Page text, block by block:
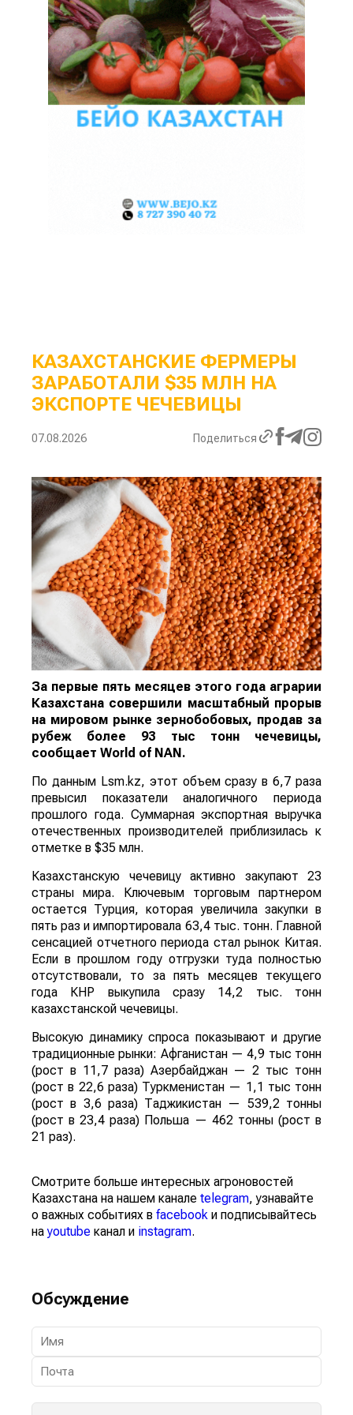
КАЗАХСТАНСКИЕ ФЕРМЕРЫ
ЗАРАБОТАЛИ $35 МЛН НА
ЭКСПОРТЕ ЧЕЧЕВИЦЫ
07.08.2026 Поделиться
За первые пять месяцев этого года аграрии
Казахстана совершили масштабный прорыв
на мировом рынке зернобобовых, продав за
рубеж более 93 тыс тонн чечевицы,
сообщает World of NAN.
По данным Lsm.kz, этот объем сразу в 6,7 раза
превысил показатели аналогичного периода
прошлого года. Суммарная экспортная выручка
отечественных производителей приблизилась к
отметке в $35 млн.
Казахстанскую чечевицу активно закупают 23
страны мира. Ключевым торговым партнером
остается Турция, которая увеличила закупки в
пять раз и импортировала 63,4 тыс. тонн. Главной
сенсацией отчетного периода стал рынок Китая.
Если в прошлом году отгрузки туда полностью
отсутствовали, то за пять месяцев текущего
года КНР выкупила сразу 14,2 тыс. тонн
казахстанской чечевицы.
Высокую динамику спроса показывают и другие
традиционные рынки: Афганистан — 4,9 тыс тонн
(рост в 11,7 раза) Азербайджан — 2 тыс тонн
(рост в 22,6 раза) Туркменистан — 1,1 тыс тонн
(рост в 3,6 раза) Таджикистан — 539,2 тонны
(рост в 23,4 раза) Польша — 462 тонны (рост в
21 раз).
Смотрите больше интересных агроновостей
Казахстана на нашем канале telegram, узнавайте
о важных событиях в facebook и подписывайтесь
наyoutube канал и instagram.
Обсуждение